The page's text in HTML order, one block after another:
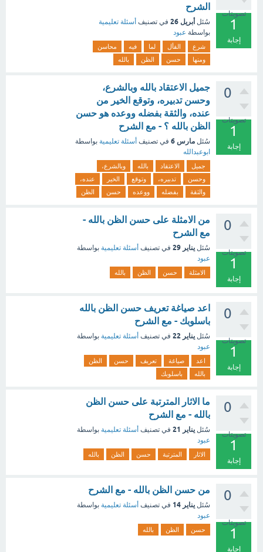
تصويتات
1
إجابة
الشرح
سُئل أبريل 26 في تصنيف أسئلة تعليمية
بواسطة عبود
شرع الفأل لما فيه
محاسن
ومنها
حسن الظن بالله
0
تصويتات
1
إجابة
جميل الاعتقاد بالله وبالشرع،
وحسن تدبيره، وتوقع الخير من
عنده، والثقة بفضله ووعده هو حسن
الظن بالله ؟ - مع الشرح
سُئل مارس 6 في تصنيف أسئلة تعليمية بواسطة
ابوعبدالله
جميل الاعتقاد بالله
وبالشرع،
وحسن
تدبيره، وتوقع الخير
عنده،
والثقة
بفضله ووعده حسن الظن
0
تصويتات
1
إجابة
من الامثلة على حسن الظن بالله -
مع الشرح
سُئل يناير 29 في تصنيف أسئلة تعليمية بواسطة
عبود
الامثلة حسن الظن بالله
0
تصويتات
1
إجابة
اعد صياغة تعريف حسن الظن بالله
باسلوبك - مع الشرح
سُئل يناير 22 في تصنيف أسئلة تعليمية بواسطة
عبود
اعد صياغة تعريف حسن
الظن
بالله
باسلوبك
0
تصويتات
1
إجابة
ما الاثار المترتبة على حسن الظن
بالله - مع الشرح
سُئل يناير 21 في تصنيف أسئلة تعليمية بواسطة
عبود
الاثار المترتبة حسن الظن بالله
0
تصويتات
1
إجابة
من حسن الظن بالله - مع الشرح
سُئل يناير 14 في تصنيف أسئلة تعليمية بواسطة
عبود
حسن الظن بالله